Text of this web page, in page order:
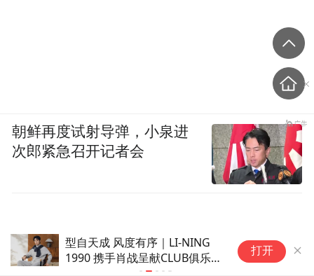
仰望全球高定中心开业，U8L鼎
藏版同步上市
打开
朝鲜再度试射导弹，小泉进
次郎紧急召开记者会